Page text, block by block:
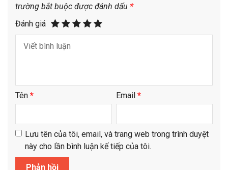
trường bắt buộc được đánh dấu *
Đánh giá
Tên * Email *
Lưu tên của tôi, email, và trang web trong trình duyệt
này cho lần bình luận kế tiếp của tôi.